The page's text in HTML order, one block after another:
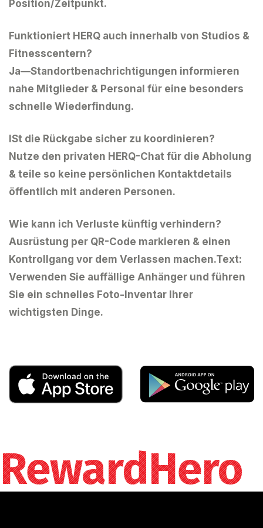
Position/Zeitpunkt.
Funktioniert HERQ auch innerhalb von Studios &
Fitnesscentern?
Ja—Standortbenachrichtigungen informieren
nahe Mitglieder & Personal für eine besonders
schnelle Wiederfindung.
ISt die Rückgabe sicher zu koordinieren?
Nutze den privaten HERQ-Chat für die Abholung
& teile so keine persönlichen Kontaktdetails
öffentlich mit anderen Personen.
Wie kann ich Verluste künftig verhindern?
Ausrüstung per QR-Code markieren & einen
Kontrollgang vor dem Verlassen machen.Text:
Verwenden Sie auffällige Anhänger und führen
Sie ein schnelles Foto-Inventar Ihrer
wichtigsten Dinge.
RewardHero